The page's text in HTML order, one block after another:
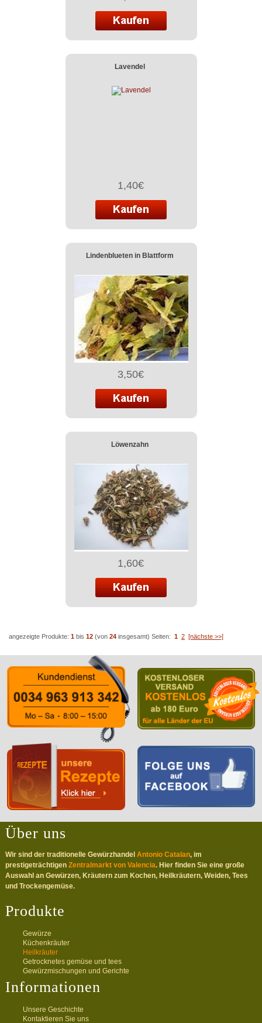
Lavendel
1,40€
Lindenblueten in Blattform
3,50€
Löwenzahn
1,60€
angezeigte Produkte: 1 bis 12 (von 24 insgesamt) Seiten: 1 2 [nächste >>]
Über uns
Wir sind der traditionelle Gewürzhandel Antonio Catalan, im
prestigeträchtigen Zentralmarkt von Valencia. Hier finden Sie eine große
Auswahl an Gewürzen, Kräutern zum Kochen, Heilkräutern, Weiden, Tees
und Trockengemüse.
Produkte
Gewürze
Küchenkräuter
Heilkräuter
Getrocknetes gemüse und tees
Gewürzmischungen und Gerichte
Informationen
Unsere Geschichte
Kontaktieren Sie uns